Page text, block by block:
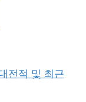
전적 및 최근